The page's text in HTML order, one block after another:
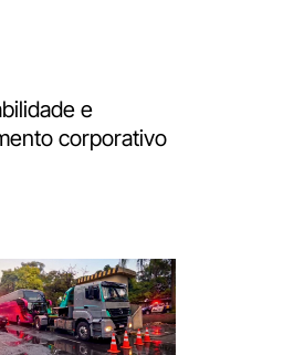
e
corporativo